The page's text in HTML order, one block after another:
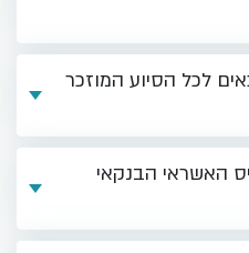
לכל הסיוע המוזכר
האשראי הבנקאי